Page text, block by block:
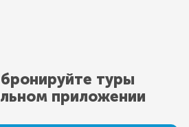
туры
приложении